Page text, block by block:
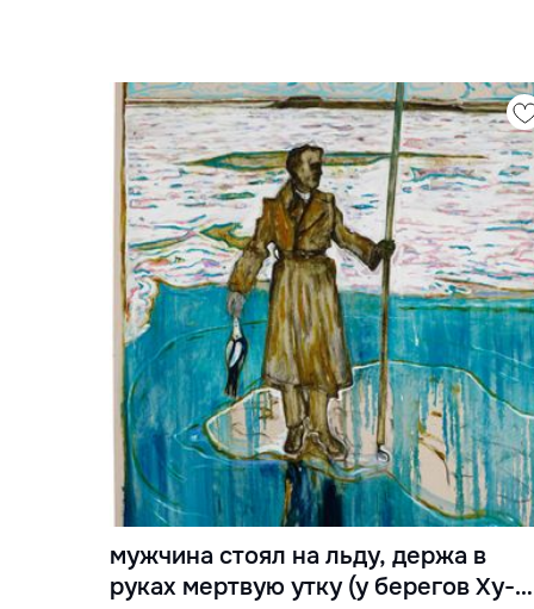
мужчина стоял на льду, держа в
руках мертвую утку (у берегов Ху-